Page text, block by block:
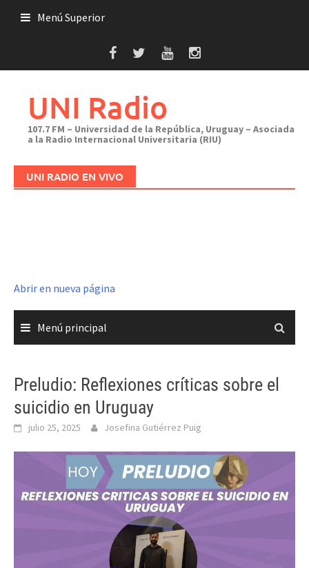
Menú Superior
UNI Radio
107.7 FM – Universidad de la República, Uruguay – Asociada
a la Radio Internacional Universitaria (RIU)
UNI RADIO EN VIVO
Abrir en nueva página
Menú principal
Preludio: Reflexiones críticas sobre el
suicidio en Uruguay
julio 25, 2025 Josefina Gutiérrez Puig